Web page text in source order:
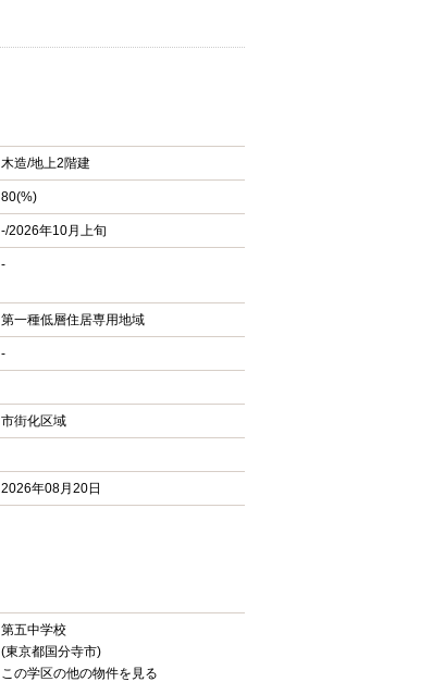
木造/地上2階建
80(%)
-/2026年10月上旬
-
第一種低層住居専用地域
-
市街化区域
2026年08月20日
第五中学校
(東京都国分寺市)
この学区の他の物件を見る